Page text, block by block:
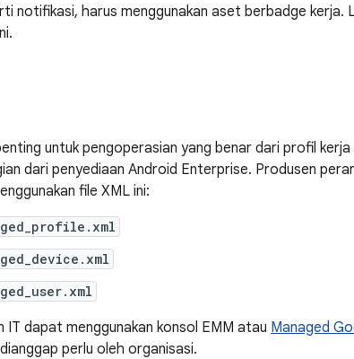
notifikasi, harus menggunakan aset berbadge kerja.
untuk pengoperasian yang benar dari profil
dari penyediaan Android Enterprise. Produsen
file XML ini:
dapat menggunakan konsol EMM atau Managed
perlu oleh organisasi.